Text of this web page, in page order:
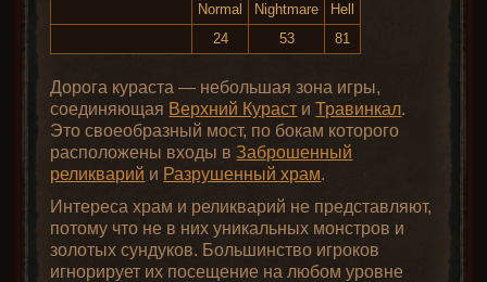
Normal
Nightmare
Hell
24
53 81
Дорога кураста — небольшая зона игры,
соединяющая Верхний Кураст иТравинкал.
Это своеобразный мост, по бокам которого
расположены входы в Заброшенный
реликварий и Разрушенный храм.
Интереса храм и реликварий не представляют,
потому что не в них уникальных монстров и
золотых сундуков. Большинство игроков
игнорирует их посещение на любом уровне